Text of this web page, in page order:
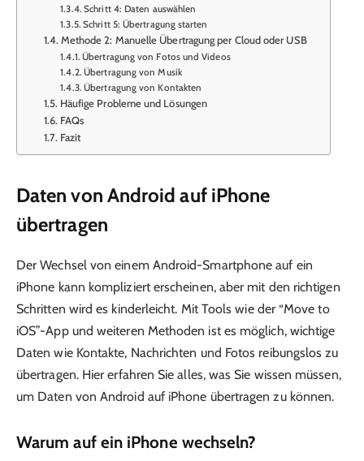
Schritt 4: Daten auswählen
Schritt 5: Übertragung starten
Methode 2: Manuelle Übertragung per Cloud oder USB
Übertragung von Fotos und Videos
Übertragung von Musik
Übertragung von Kontakten
Häufige Probleme und Lösungen
FAQs
Fazit
Daten von Android auf iPhone
übertragen
Der Wechsel von einem Android-Smartphone auf ein
iPhone kann kompliziert erscheinen, aber mit den richtigen
Schritten wird es kinderleicht. Mit Tools wie der “Move to
iOS”-App und weiteren Methoden ist es möglich, wichtige
Daten wie Kontakte, Nachrichten und Fotos reibungslos zu
übertragen. Hier erfahren Sie alles, was Sie wissen müssen,
um Daten von Android auf iPhone übertragen zu können.
Warum auf ein iPhone wechseln?